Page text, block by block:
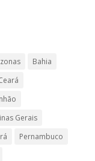
Bahia
Gerais
Pernambuco